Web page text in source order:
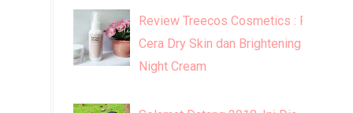
Review Treecos Cosmetics : FW
Cera Dry Skin dan Brightening
Night Cream